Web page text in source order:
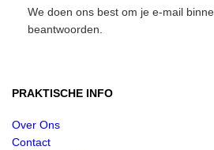
We doen ons best om je e-mail
beantwoorden.
PRAKTISCHE INFO
Over Ons
Contact